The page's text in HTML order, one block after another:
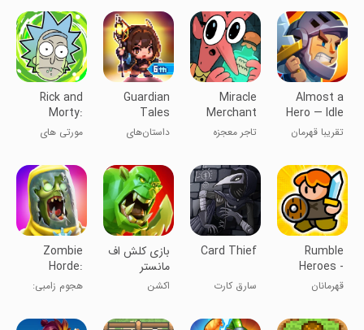
انسان
سرگرم‌کننده
Almost a
Hero — Idle
RPG
تقریبا قهرمان
Miracle
Merchant
تاجر معجزه
Guardian
Tales
داستان‌های
Rick and
Morty:
Pocket
Mortys
مورتی های
Rumble
Heroes -
Adventure
RPG
قهرمانان
ماجرایی RPG
Card Thief
سارق کارت
بازی کلش اف
مانستر
اکشن
Zombie
Horde:
Heroes FPS
& RPG
هجوم زامبی:
RPG